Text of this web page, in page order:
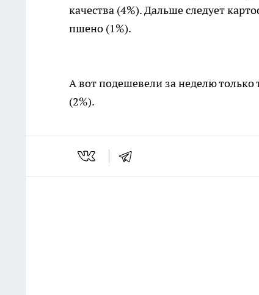
качества (4%). Дальше следует
пшено (1%).
А вот подешевели за неделю только
(2%).